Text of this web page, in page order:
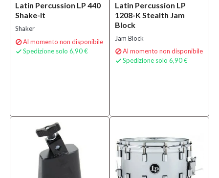
Latin Percussion LP 440
Shake-It
Shaker
Al momento non disponibile
 Spedizione solo 6,90 €
Latin Percussion LP
1208-K Stealth Jam
Block
Jam Block
Al momento non disponibile
 Spedizione solo 6,90 €